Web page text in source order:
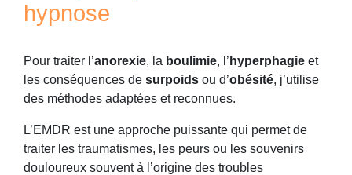
hypnose
Pour traiter l’anorexie, la boulimie, l’ hyperphagie et
les conséquences de surpoids ou d’obésité, j’utilise
des méthodes adaptées et reconnues.
L’EMDR est une approche puissante qui permet de
traiter les traumatismes, les peurs ou les souvenirs
douloureux souvent à l’origine des troubles